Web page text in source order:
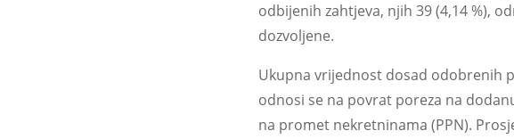
odbijenih zahtjeva, njih 39 (4,14 %),
dozvoljene.
Ukupna vrijednost dosad odobrenih
odnosi se na povrat poreza na
na promet nekretninama (PPN).